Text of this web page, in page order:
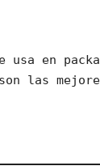
usa en
las